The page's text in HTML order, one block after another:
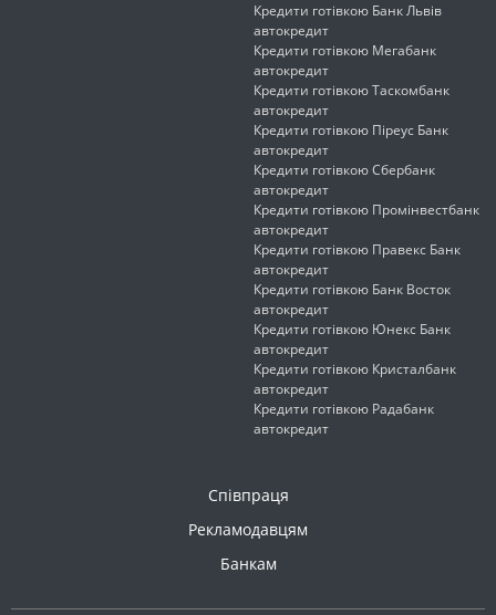
Кредити готівкою Банк Львів
автокредит
Кредити готівкою Мегабанк
автокредит
Кредити готівкою Таскомбанк
автокредит
Кредити готівкою Піреус Банк
автокредит
Кредити готівкою Сбербанк
автокредит
Кредити готівкою Промінвестбанк
автокредит
Кредити готівкою Правекс Банк
автокредит
Кредити готівкою Банк Восток
автокредит
Кредити готівкою Юнекс Банк
автокредит
Кредити готівкою Кристалбанк
автокредит
Кредити готівкою Радабанк
автокредит
Співпраця
Рекламодавцям
Банкам